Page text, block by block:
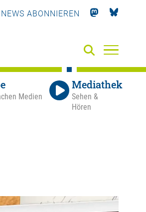
NEWS ABONNIEREN
Medien
Mediathek
Sehen &
Hören